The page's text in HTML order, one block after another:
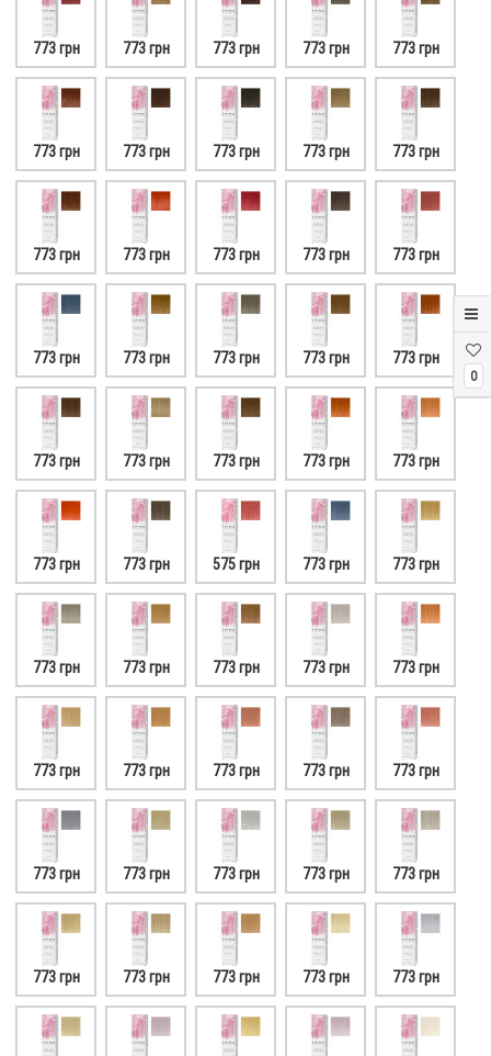
0
773 грн 773 грн 773 грн 773 грн 773 грн
773 грн 773 грн 773 грн 773 грн 773 грн
773 грн 773 грн 773 грн 773 грн 773 грн
773 грн 773 грн 773 грн 773 грн 773 грн
773 грн 773 грн 773 грн 773 грн 773 грн
773 грн 773 грн 575 грн 773 грн 773 грн
773 грн 773 грн 773 грн 773 грн 773 грн
773 грн 773 грн 773 грн 773 грн 773 грн
773 грн 773 грн 773 грн 773 грн 773 грн
773 грн 773 грн 773 грн 773 грн 773 грн